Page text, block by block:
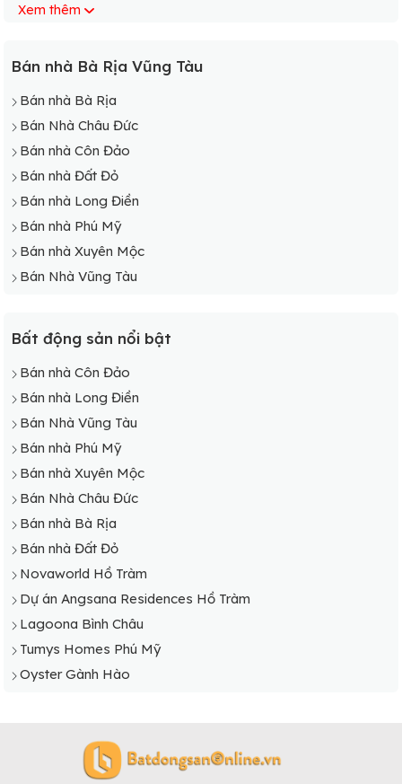
Bán Nhà Xã Long Sơn
Xem thêm
Bán nhà Bà Rịa Vũng Tàu
Bán nhà Bà Rịa
Bán Nhà Châu Đức
Bán nhà Côn Đảo
Bán nhà Đất Đỏ
Bán nhà Long Điền
Bán nhà Phú Mỹ
Bán nhà Xuyên Mộc
Bán Nhà Vũng Tàu
Bất động sản nổi bật
Bán nhà Côn Đảo
Bán nhà Long Điền
Bán Nhà Vũng Tàu
Bán nhà Phú Mỹ
Bán nhà Xuyên Mộc
Bán Nhà Châu Đức
Bán nhà Bà Rịa
Bán nhà Đất Đỏ
Novaworld Hồ Tràm
Dự án Angsana Residences Hồ Tràm
Lagoona Bình Châu
Tumys Homes Phú Mỹ
Oyster Gành Hào